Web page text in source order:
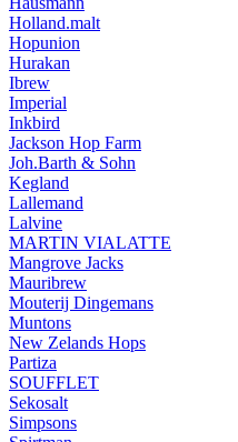
Holland.malt
Hopunion
Hurakan
Ibrew
Imperial
Inkbird
Jackson Hop Farm
Joh.Barth & Sohn
Kegland
Lallemand
Lalvine
MARTIN VIALATTE
Mangrove Jacks
Mauribrew
Mouterij Dingemans
Muntons
New Zelands Hops
Partiza
SOUFFLET
Sekosalt
Simpsons